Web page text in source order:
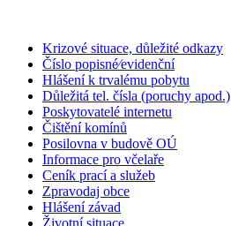
Krizové situace, důležité odkazy
Číslo popisné⁄evidenční
Hlášení k trvalému pobytu
Důležitá tel. čísla (poruchy apod.)
Poskytovatelé internetu
Čištění komínů
Posilovna v budově OÚ
Informace pro včelaře
Ceník prací a služeb
Zpravodaj obce
Hlášení závad
Životní situace